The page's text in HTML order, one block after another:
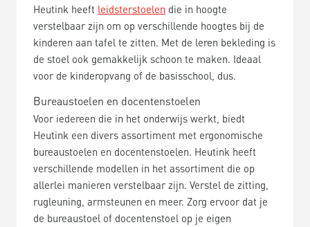
Heutink heeft leidsterstoelen die in hoogte
verstelbaar zijn om op verschillende hoogtes bij de
kinderen aan tafel te zitten. Met de leren bekleding is
de stoel ook gemakkelijk schoon te maken. Ideaal
voor de kinderopvang of de basisschool, dus.
Bureaustoelen en docentenstoelen
Voor iedereen die in het onderwijs werkt, biedt
Heutink een divers assortiment met ergonomische
bureaustoelen en docentenstoelen. Heutink heeft
verschillende modellen in het assortiment die op
allerlei manieren verstelbaar zijn. Verstel de zitting,
rugleuning, armsteunen en meer. Zorg ervoor dat je
de bureaustoel of docentenstoel op je eigen